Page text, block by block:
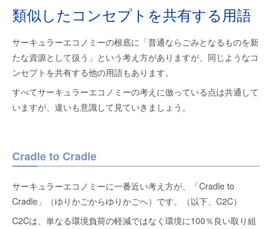
類似したコンセプトを共有する用語
サーキュラーエコノミーの根底に「普通ならごみとなるものを新
たな資源として扱う」という考え方がありますが、同じようなコ
ンセプトを共有する他の用語もあります。
すべてサーキュラーエコノミーの考えに倣っている点は共通して
いますが、違いも意識して見ていきましょう。
Cradle to Cradle
サーキュラーエコノミーに一番近い考え方が、「Cradle to
Cradle」（ゆりかごからゆりかごへ）です。（以下、C2C）
C2Cは、単なる環境負荷の軽減ではなく環境に100％良い取り組